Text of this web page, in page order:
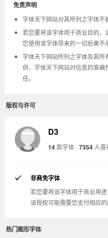
免责声明
字体天下网站对其所列之字体不
若您要将该字体用于商业目的
您使用该字体带来的一切后果不
字体天下网站所列之字体及其
供，字体天下网站对信息的准
任。
版权与许可
D3
14款字体 7354 人喜
非商免字体
若您要将该字体用于商业用
该授权可能需要您支付相应的
热门图形字体